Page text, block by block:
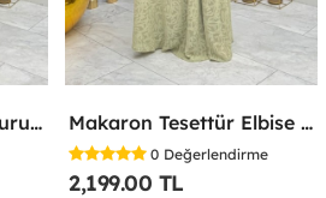
Lina Tesettür Elbise Turuncu Turuncu Makaron Tesettür Elbise Yeşil Yeşil
0 Değerlendirme
2,199.00 TL